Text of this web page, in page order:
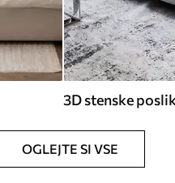
3D stenske
OGLEJTE SI VSE